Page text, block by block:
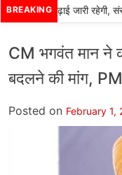
BREAKING
पंजाबी की पढ़ाई जारी रहेगी,
CM भगवंत मान ने
बदलने की मांग,
Posted on February 1,